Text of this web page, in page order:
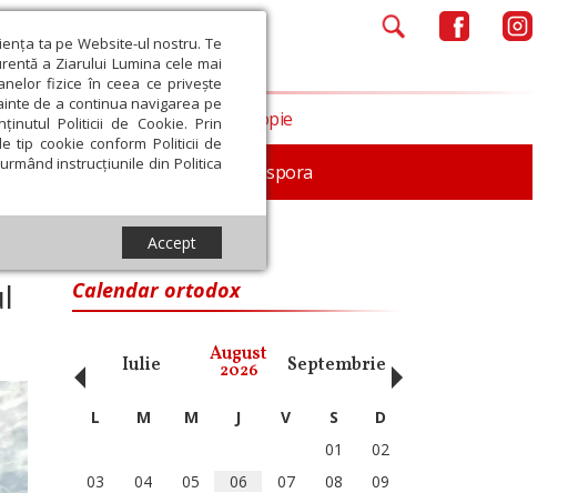
ta pe Website-ul nostru. Te
a Ziarului Lumina cele mai
fizice în ceea ce privește
de a continua navigarea pe
Politicii de Cookie. Prin
tip cookie conform Politicii de
instrucțiunile din Politica
Accept
In memoriam Diaspora
Opinii Filantropie
Calendar ortodox
Iulie August
2026 Septembrie Octombrie
‹ L M M J V S
D
01
02
03
04 05 06 07 08
09